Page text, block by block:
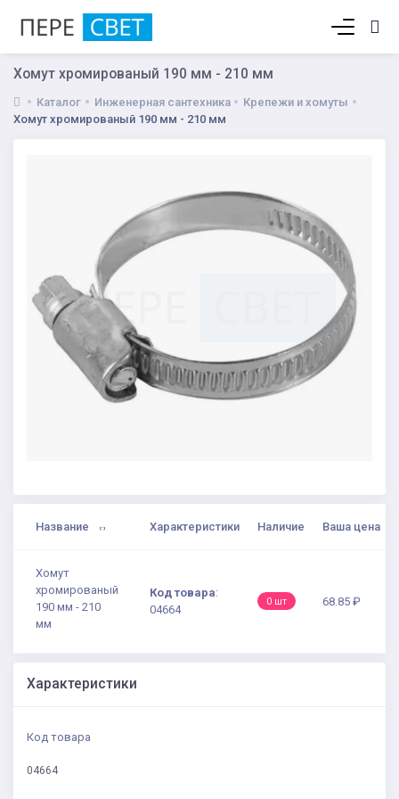
Хомут хромированый 190 мм - 210 мм
Каталог Инженерная сантехника
Крепежи и хомуты
Хомут хромированый 190 мм - 210 мм
Название Характеристики Наличие Ваша цена
Хомут
хромированый
190 мм - 210
мм
Код товара:
04664
0 шт 68.85 ₽
Характеристики
Код товара
04664